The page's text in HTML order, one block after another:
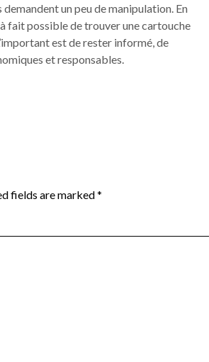
un peu de manipulation. En
fait possible de trouver une cartouche
est de rester informé, de
et responsables.
fields are marked*